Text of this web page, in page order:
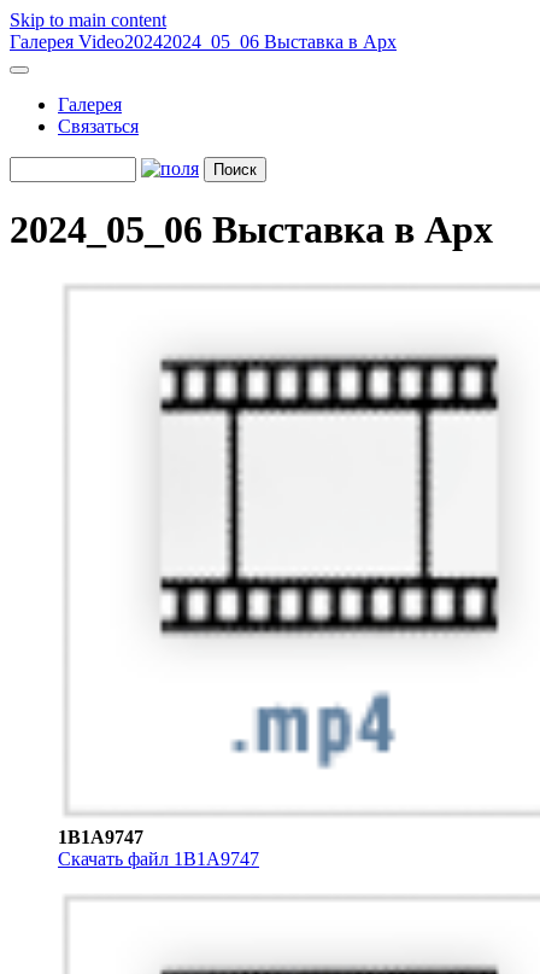
Skip to main content
Галерея Video20242024_05_06 Выставка в Арх
Галерея
Связаться
2024_05_06 Выставка в Арх
1B1A9747
Скачать файл 1B1A9747